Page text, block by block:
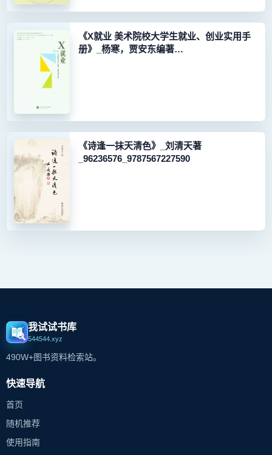
《X就业 美术院校大学生就业、创业实用手
册》_杨寒，贾安东编著
《诗逢一抹天清色》_刘清天著
_96236576_9787567227590
我试试书库
544544.xyz
490W+图书资料检索站。
快速导航
首页
随机推荐
使用指南